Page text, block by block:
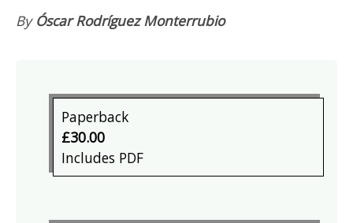
By Óscar Rodríguez Monterrubio
Paperback
£30.00
Includes PDF